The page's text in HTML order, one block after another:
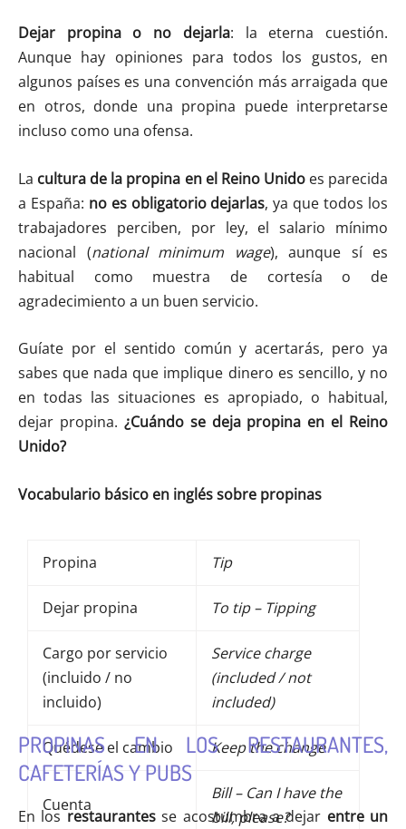
Dejar propina o no dejarla: la eterna cuestión.
Aunque hay opiniones para todos los gustos, en
algunos países es una convención más arraigada que
en otros, donde una propina puede interpretarse
incluso como una ofensa.
La cultura de la propina en el Reino Unidoes parecida
a España: no es obligatorio dejarlas, ya que todos los
trabajadores perciben, por ley, el salario mínimo
nacional (national minimum wage), aunque sí es
habitual como muestra de cortesía o de
agradecimiento a un buen servicio.
Guíate por el sentido común y acertarás, pero ya
sabes que nada que implique dinero es sencillo, y no
en todas las situaciones es apropiado, o habitual,
dejar propina. ¿Cuándo se deja propina en el Reino
Unido?
Vocabulario básico en inglés sobre propinas
Propina Tip
Dejar propina To tip – Tipping
Cargo por servicio
(incluido / no
incluido)
Service charge
(included / not
included)
Quédese el cambio Keep the change
Cuenta
Bill – Can I have the
bill, please?
PROPINAS EN LOS RESTAURANTES,
CAFETERÍAS Y PUBS
En losrestaurantesse acostumbra a dejar entre un